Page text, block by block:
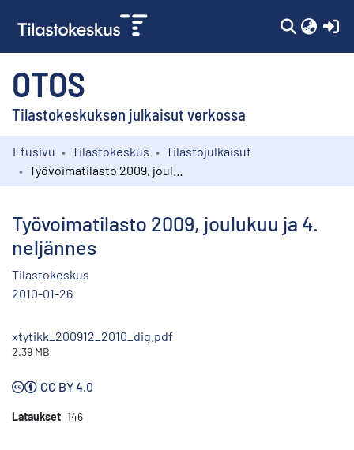
OTOS
Tilastokeskuksen julkaisut verkossa
Kokoelmat
Etusivu Tilastokeskus
Tilastojulkaisut
Työvoimatilasto 2009, joulukuu ja 4.
neljännes
Tilastokeskus
2010-01-26
xtytikk_200912_2010_dig.pdf
2.39 MB
CC BY 4.0
Lataukset 146